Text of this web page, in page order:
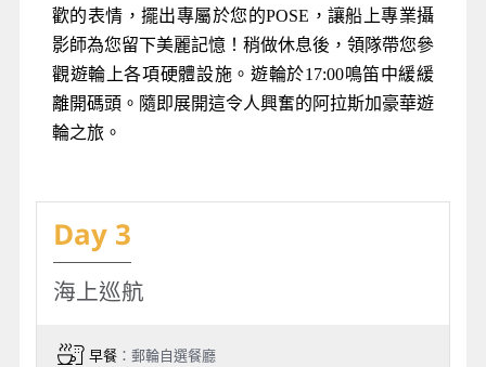
歡的表情，擺出專屬於您的POSE，讓船上專業攝
影師為您留下美麗記憶！稍做休息後，領隊帶您參
觀遊輪上各項硬體設施。遊輪於17:00鳴笛中緩緩
離開碼頭。隨即展開這令人興奮的阿拉斯加豪華遊
輪之旅。
Day 3
海上巡航
早餐：郵輪自選餐廳